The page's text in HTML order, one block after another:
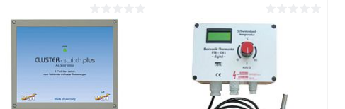
В корзину
В избранное
К сравнению Под заказ
В корзину
В избранное
К сравнению В наличии